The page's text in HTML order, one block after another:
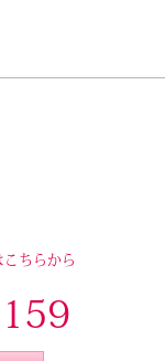
ちらから